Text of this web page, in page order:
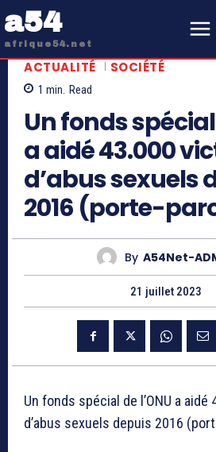
a54
afrique54.net
ACTUALITÉ SOCIÉTÉ
1 min. Read
Un fonds spécial
a aidé 43.000
d’abus sexuels
2016 (porte-
By A54Net-
21 juillet 2023
Un fonds spécial de l’ONU a
d’abus sexuels depuis 2016